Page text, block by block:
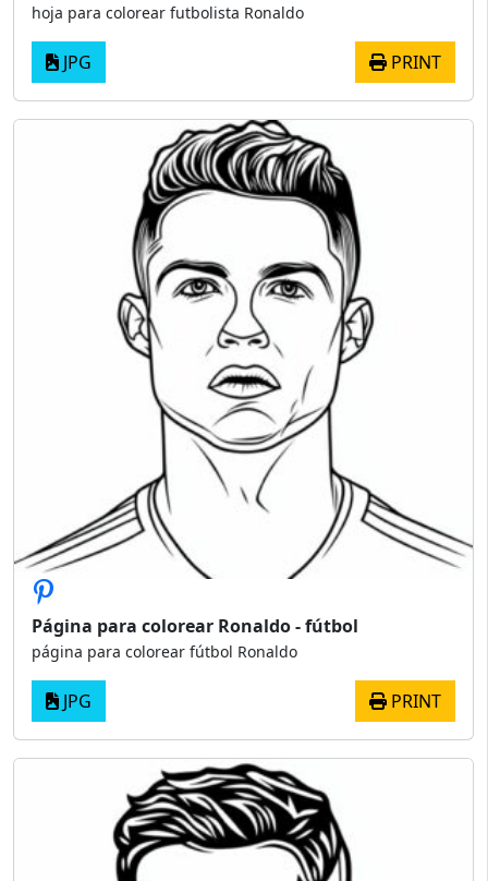
hoja para colorear futbolista Ronaldo
JPG PRINT
Página para colorear Ronaldo - fútbol
página para colorear fútbol Ronaldo
JPG PRINT